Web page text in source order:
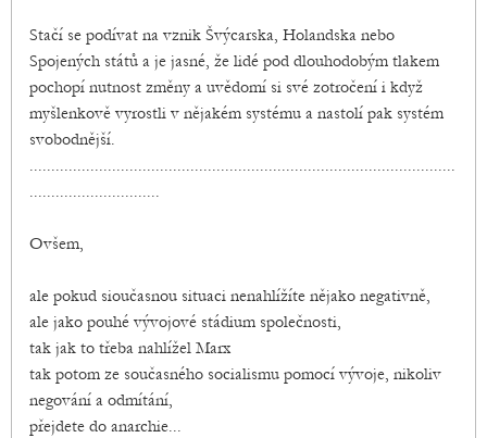
Stačí se podívat na vznik Švýcarska, Holandska nebo
Spojených států a je jasné, že lidé pod dlouhodobým tlakem
pochopí nutnost změny a uvědomí si své zotročení i když
myšlenkově vyrostli v nějakém systému a nastolí pak systém
svobodnější.
..................................................................................................
..............................
Ovšem,
ale pokud sioučasnou situaci nenahlížíte nějako negativně,
ale jako pouhé vývojové stádium společnosti,
tak jak to třeba nahlížel Marx
tak potom ze současného socialismu pomocí vývoje, nikoliv
negování a odmítání,
přejdete do anarchie...